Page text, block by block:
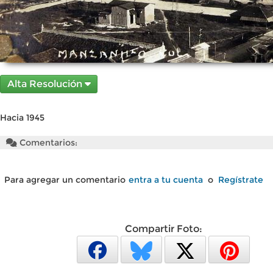
Alta Resolución
Hacia 1945
Comentarios:
Para agregar un comentario entra a tu cuenta o Regístrate
Compartir Foto: